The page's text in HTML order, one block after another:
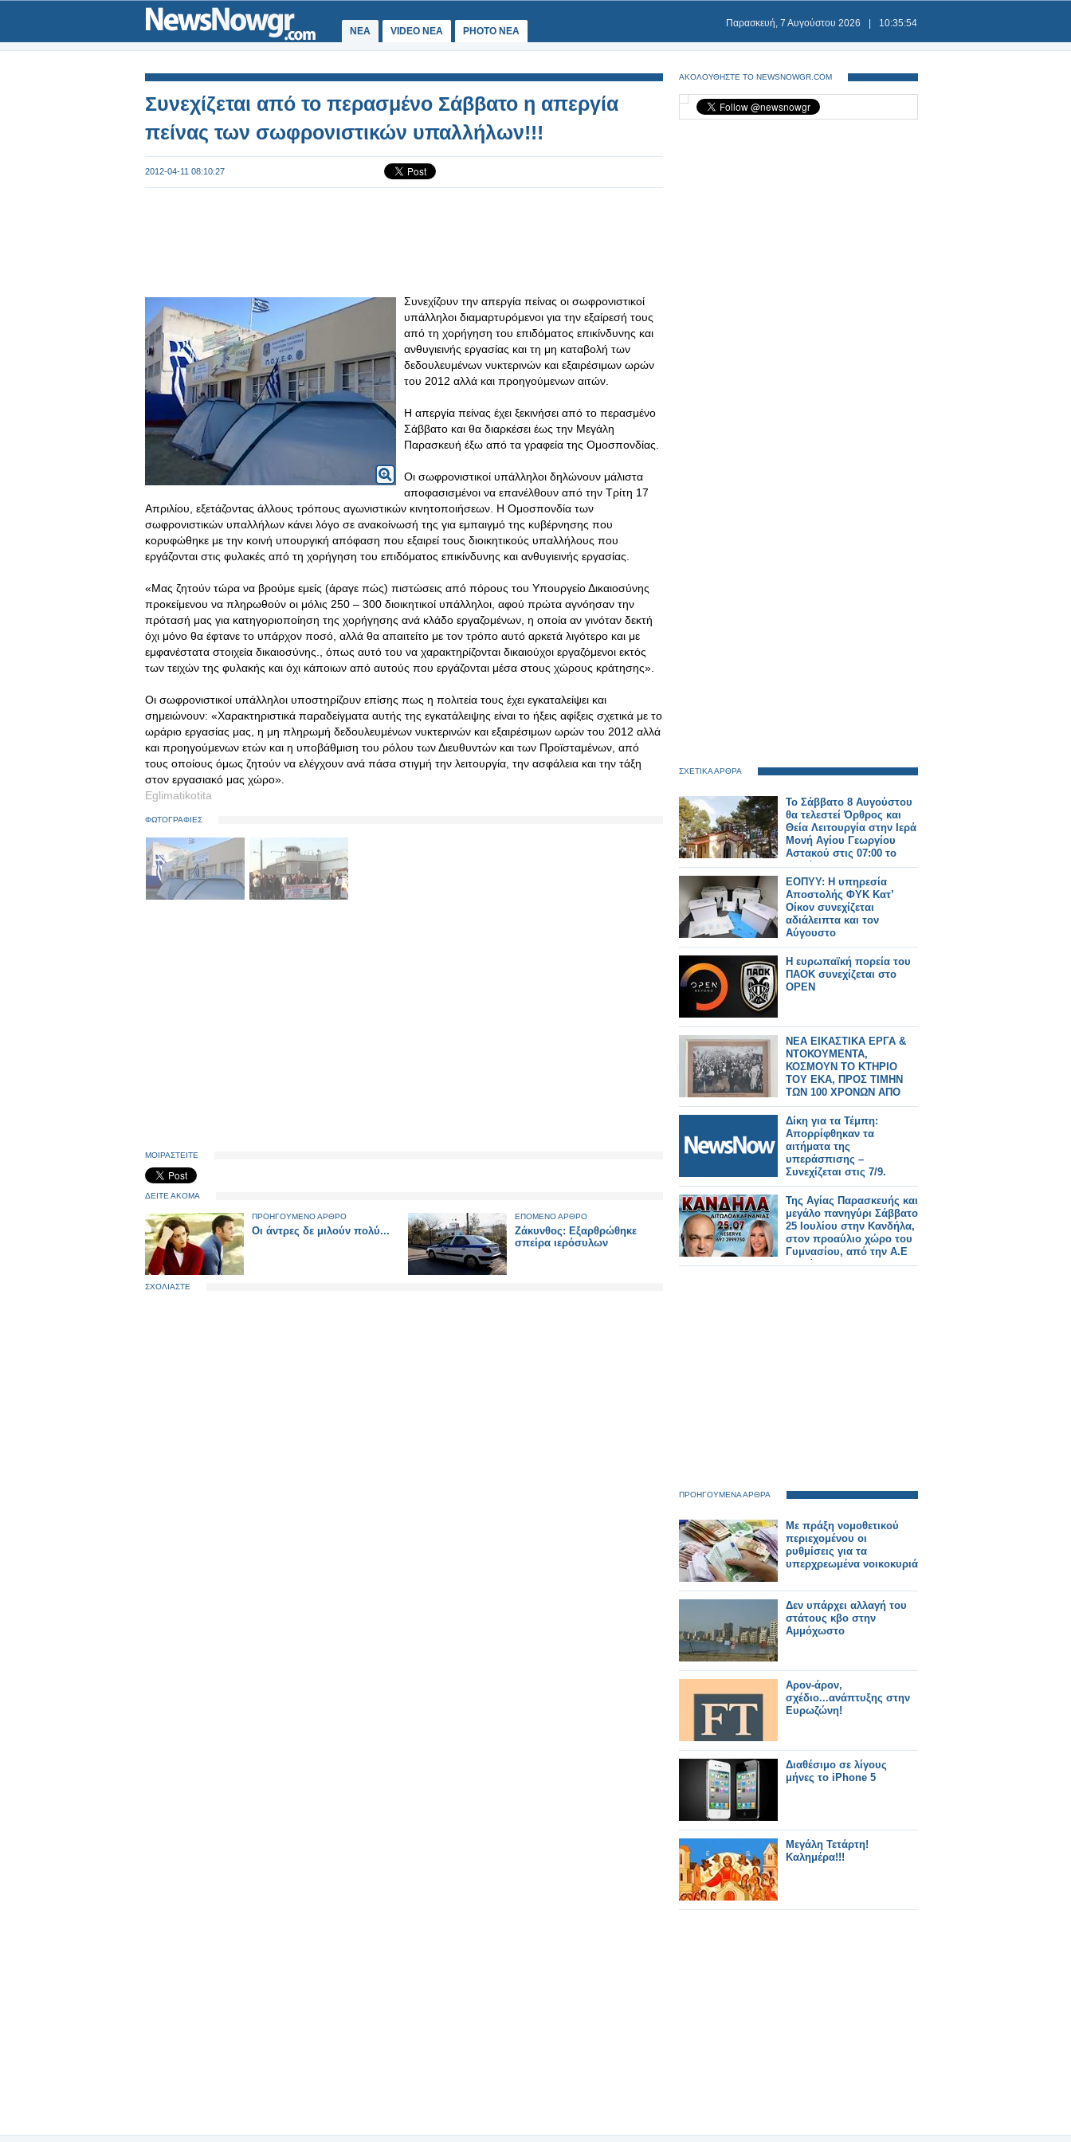
ΝΕΑ VIDEO NEA PHOTO NEA
Παρασκευή, 7 Αυγούστου 2026 10:35:54
Συνεχίζεται από το περασμένο Σάββατο η απεργία
πείνας των σωφρονιστικών υπαλλήλων!!!
2012-04-11 08:10:27
Συνεχίζουν την απεργία πείνας οι σωφρονιστικοί
υπάλληλοι διαμαρτυρόμενοι για την εξαίρεσή τους
από τη χορήγηση του επιδόματος επικίνδυνης και
ανθυγιεινής εργασίας και τη μη καταβολή των
δεδουλευμένων νυκτερινών και εξαιρέσιμων ωρών
του 2012 αλλά και προηγούμενων αιτών.
Η απεργία πείνας έχει ξεκινήσει από το περασμένο
Σάββατο και θα διαρκέσει έως την Μεγάλη
Παρασκευή έξω από τα γραφεία της Ομοσπονδίας.
Οι σωφρονιστικοί υπάλληλοι δηλώνουν μάλιστα
αποφασισμένοι να επανέλθουν από την Τρίτη 17
Απριλίου, εξετάζοντας άλλους τρόπους αγωνιστικών κινητοποιήσεων. Η Ομοσπονδία των
σωφρονιστικών υπαλλήλων κάνει λόγο σε ανακοίνωσή της για εμπαιγμό της κυβέρνησης που
κορυφώθηκε με την κοινή υπουργική απόφαση που εξαιρεί τους διοικητικούς υπαλλήλους που
εργάζονται στις φυλακές από τη χορήγηση του επιδόματος επικίνδυνης και ανθυγιεινής εργασίας.
«Μας ζητούν τώρα να βρούμε εμείς (άραγε πώς) πιστώσεις από πόρους του Υπουργείο Δικαιοσύνης
προκείμενου να πληρωθούν οι μόλις 250 – 300 διοικητικοί υπάλληλοι, αφού πρώτα αγνόησαν την
πρότασή μας για κατηγοριοποίηση της χορήγησης ανά κλάδο εργαζομένων, η οποία αν γινόταν δεκτή
όχι μόνο θα έφτανε το υπάρχον ποσό, αλλά θα απαιτείτο με τον τρόπο αυτό αρκετά λιγότερο και με
εμφανέστατα στοιχεία δικαιοσύνης., όπως αυτό του να χαρακτηρίζονται δικαιούχοι εργαζόμενοι εκτός
των τειχών της φυλακής και όχι κάποιων από αυτούς που εργάζονται μέσα στους χώρους κράτησης».
Οι σωφρονιστικοί υπάλληλοι υποστηρίζουν επίσης πως η πολιτεία τους έχει εγκαταλείψει και
σημειώνουν: «Χαρακτηριστικά παραδείγματα αυτής της εγκατάλειψης είναι το ήξεις αφίξεις σχετικά με το
ωράριο εργασίας μας, η μη πληρωμή δεδουλευμένων νυκτερινών και εξαιρέσιμων ωρών του 2012 αλλά
και προηγούμενων ετών και η υποβάθμιση του ρόλου των Διευθυντών και των Προϊσταμένων, από
τους οποίους όμως ζητούν να ελέγχουν ανά πάσα στιγμή την λειτουργία, την ασφάλεια και την τάξη
στον εργασιακό μας χώρο».
Eglimatikotita
ΦΩΤΟΓΡΑΦΙΕΣ
ΜΟΙΡΑΣΤΕΙΤΕ
ΔΕΙΤΕ ΑΚΟΜΑ
ΠΡΟΗΓΟΥΜΕΝΟ ΑΡΘΡΟ
Οι άντρες δε μιλούν πολύ...
ΕΠΟΜΕΝΟ ΑΡΘΡΟ
Ζάκυνθος: Εξαρθρώθηκε
σπείρα ιερόσυλων
ΣΧΟΛΙΑΣΤΕ
ΑΚΟΛΟΥΘΗΣΤΕ ΤΟ NEWSNOWGR.COM
ΣΧΕΤΙΚΑ ΑΡΘΡΑ
Το Σάββατο 8 Αυγούστου
θα τελεστεί Όρθρος και
Θεία Λειτουργία στην Ιερά
Μονή Αγίου Γεωργίου
Αστακού στις 07:00 το
πρωί.
ΕΟΠΥΥ: Η υπηρεσία
Αποστολής ΦΥΚ Κατ’
Οίκον συνεχίζεται
αδιάλειπτα και τον
Αύγουστο
Η ευρωπαϊκή πορεία του
ΠΑΟΚ συνεχίζεται στο
OPEN
ΝΕΑ ΕΙΚΑΣΤΙΚΑ ΕΡΓΑ &
ΝΤΟΚΟΥΜΕΝΤΑ,
ΚΟΣΜΟΥΝ ΤΟ ΚΤΗΡΙΟ
ΤΟΥ ΕΚΑ, ΠΡΟΣ ΤΙΜΗΝ
ΤΩΝ 100 ΧΡΟΝΩΝ ΑΠΟ
ΤΗΝ ΑΙΜΑΤΟΒΑΜΕΝΗ
ΑΠΕΡΓΙΑ ΤΩΝ
ΚΑΠΝΕΡΓΑΤΩΝ (1926) ΤΗΣ
ΠΟΛΗΣ ΜΑΣ
Δίκη για τα Τέμπη:
Απορρίφθηκαν τα
αιτήματα της
υπεράσπισης –
Συνεχίζεται στις 7/9.
Της Αγίας Παρασκευής και
μεγάλο πανηγύρι Σάββατο
25 Ιουλίου στην Κανδήλα,
στον προαύλιο χώρο του
Γυμνασίου, από την Α.Ε
Αλυζίας.
ΠΡΟΗΓΟΥΜΕΝΑ ΑΡΘΡΑ
Με πράξη νομοθετικού
περιεχομένου οι
ρυθμίσεις για τα
υπερχρεωμένα νοικοκυριά
Δεν υπάρχει αλλαγή του
στάτους κβο στην
Αμμόχωστο
Αρον-άρον,
σχέδιο...ανάπτυξης στην
Ευρωζώνη!
Διαθέσιμο σε λίγους
μήνες το iPhone 5
Μεγάλη Τετάρτη!
Καλημέρα!!!